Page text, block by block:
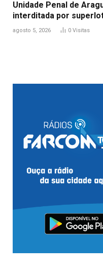
Unidade Penal de
interditada por
agosto 5, 2026 0 Visitas